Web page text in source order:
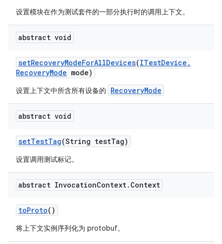
设置模块在作为测试套件的一部分执行时的调用上下文。
abstract void
setRecoveryModeForAllDevices(ITestDevice .
RecoveryMode mode)
设置上下文中所含所有设备的 RecoveryMode
abstract void
setTestTag(String testTag)
设置调用测试标记。
abstract InvocationContext. Context
toProto()
将上下文实例序列化为 protobuf。